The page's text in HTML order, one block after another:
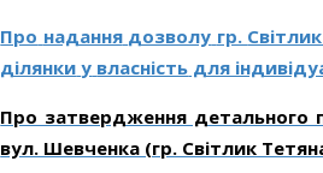
Про надання дозволу гр.
ділянки у власність для
Про затвердження детального
вул. Шевченка (гр. Світлик